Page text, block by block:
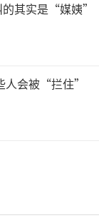
其实是“媒姨”
人会被“拦住”